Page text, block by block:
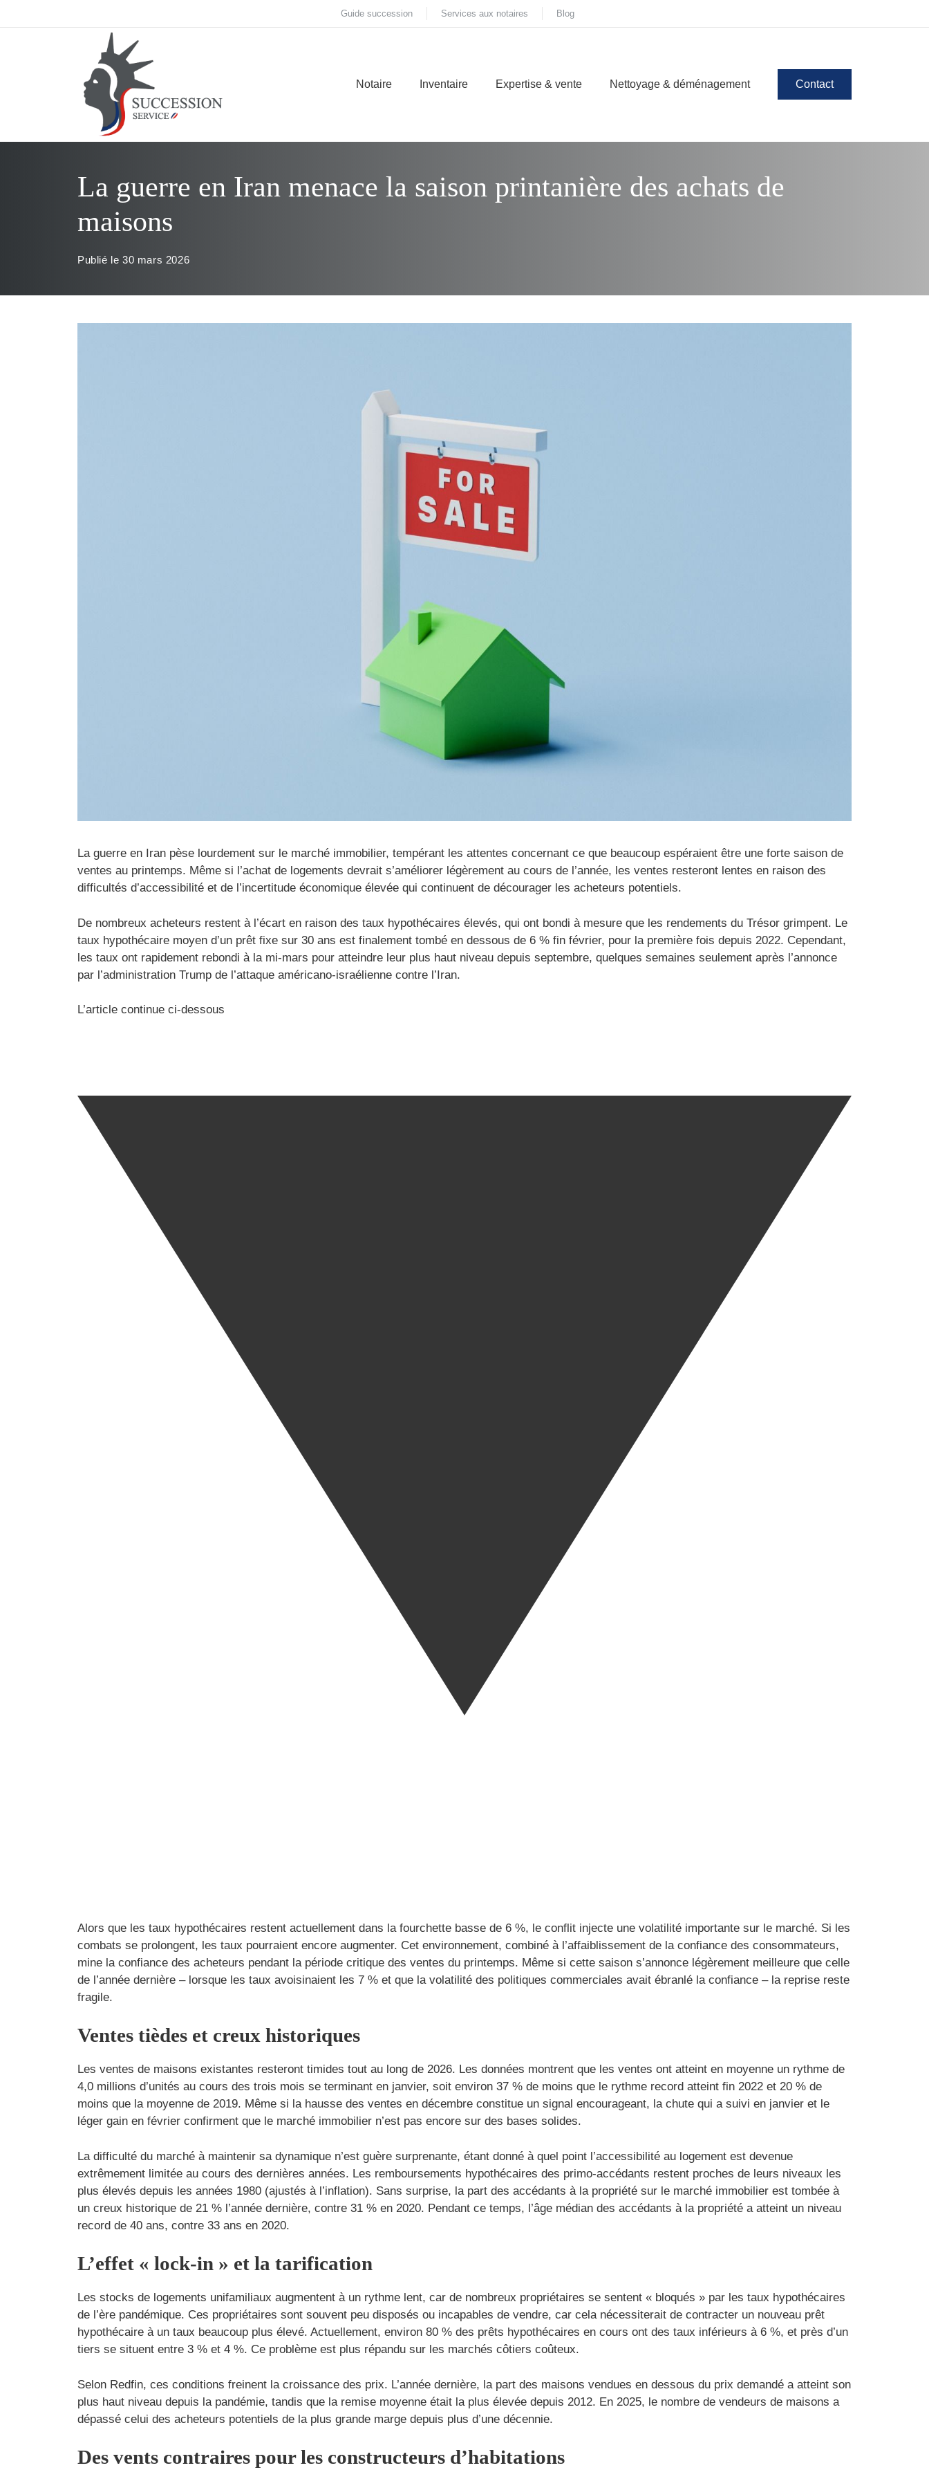
au
Guide succession Services aux notaires Blog
Notaire Inventaire Expertise & vente Nettoyage & déménagement Contact
La guerre en Iran menace la saison printanière des achats de
maisons
Publié le 30 mars 2026
La guerre en Iran pèse lourdement sur le marché immobilier, tempérant les attentes concernant ce que beaucoup espéraient être une forte saison de
ventes au printemps. Même si l’achat de logements devrait s’améliorer légèrement au cours de l’année, les ventes resteront lentes en raison des
difficultés d’accessibilité et de l’incertitude économique élevée qui continuent de décourager les acheteurs potentiels.
De nombreux acheteurs restent à l’écart en raison des taux hypothécaires élevés, qui ont bondi à mesure que les rendements du Trésor grimpent. Le
taux hypothécaire moyen d’un prêt fixe sur 30 ans est finalement tombé en dessous de 6 % fin février, pour la première fois depuis 2022. Cependant,
les taux ont rapidement rebondi à la mi-mars pour atteindre leur plus haut niveau depuis septembre, quelques semaines seulement après l’annonce
par l’administration Trump de l’attaque américano-israélienne contre l’Iran.
L’article continue ci-dessous
Alors que les taux hypothécaires restent actuellement dans la fourchette basse de 6 %, le conflit injecte une volatilité importante sur le marché. Si les
combats se prolongent, les taux pourraient encore augmenter. Cet environnement, combiné à l’affaiblissement de la confiance des consommateurs,
mine la confiance des acheteurs pendant la période critique des ventes du printemps. Même si cette saison s’annonce légèrement meilleure que celle
de l’année dernière – lorsque les taux avoisinaient les 7 % et que la volatilité des politiques commerciales avait ébranlé la confiance – la reprise reste
fragile.
Ventes tièdes et creux historiques
Les ventes de maisons existantes resteront timides tout au long de 2026. Les données montrent que les ventes ont atteint en moyenne un rythme de
4,0 millions d’unités au cours des trois mois se terminant en janvier, soit environ 37 % de moins que le rythme record atteint fin 2022 et 20 % de
moins que la moyenne de 2019. Même si la hausse des ventes en décembre constitue un signal encourageant, la chute qui a suivi en janvier et le
léger gain en février confirment que le marché immobilier n’est pas encore sur des bases solides.
La difficulté du marché à maintenir sa dynamique n’est guère surprenante, étant donné à quel point l’accessibilité au logement est devenue
extrêmement limitée au cours des dernières années. Les remboursements hypothécaires des primo-accédants restent proches de leurs niveaux les
plus élevés depuis les années 1980 (ajustés à l’inflation). Sans surprise, la part des accédants à la propriété sur le marché immobilier est tombée à
un creux historique de 21 % l’année dernière, contre 31 % en 2020. Pendant ce temps, l’âge médian des accédants à la propriété a atteint un niveau
record de 40 ans, contre 33 ans en 2020.
L’effet « lock-in » et la tarification
Les stocks de logements unifamiliaux augmentent à un rythme lent, car de nombreux propriétaires se sentent « bloqués » par les taux hypothécaires
de l’ère pandémique. Ces propriétaires sont souvent peu disposés ou incapables de vendre, car cela nécessiterait de contracter un nouveau prêt
hypothécaire à un taux beaucoup plus élevé. Actuellement, environ 80 % des prêts hypothécaires en cours ont des taux inférieurs à 6 %, et près d’un
tiers se situent entre 3 % et 4 %. Ce problème est plus répandu sur les marchés côtiers coûteux.
Selon Redfin, ces conditions freinent la croissance des prix. L’année dernière, la part des maisons vendues en dessous du prix demandé a atteint son
plus haut niveau depuis la pandémie, tandis que la remise moyenne était la plus élevée depuis 2012. En 2025, le nombre de vendeurs de maisons a
dépassé celui des acheteurs potentiels de la plus grande marge depuis plus d’une décennie.
Des vents contraires pour les constructeurs d’habitations